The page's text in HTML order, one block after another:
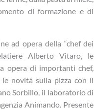
di formazione e di
ad opera della “chef dei
Alberto Vitaro, le
opera di importanti chef,
le novità sulla pizza con il
Sorbillo, il laboratorio di
Animando. Presente